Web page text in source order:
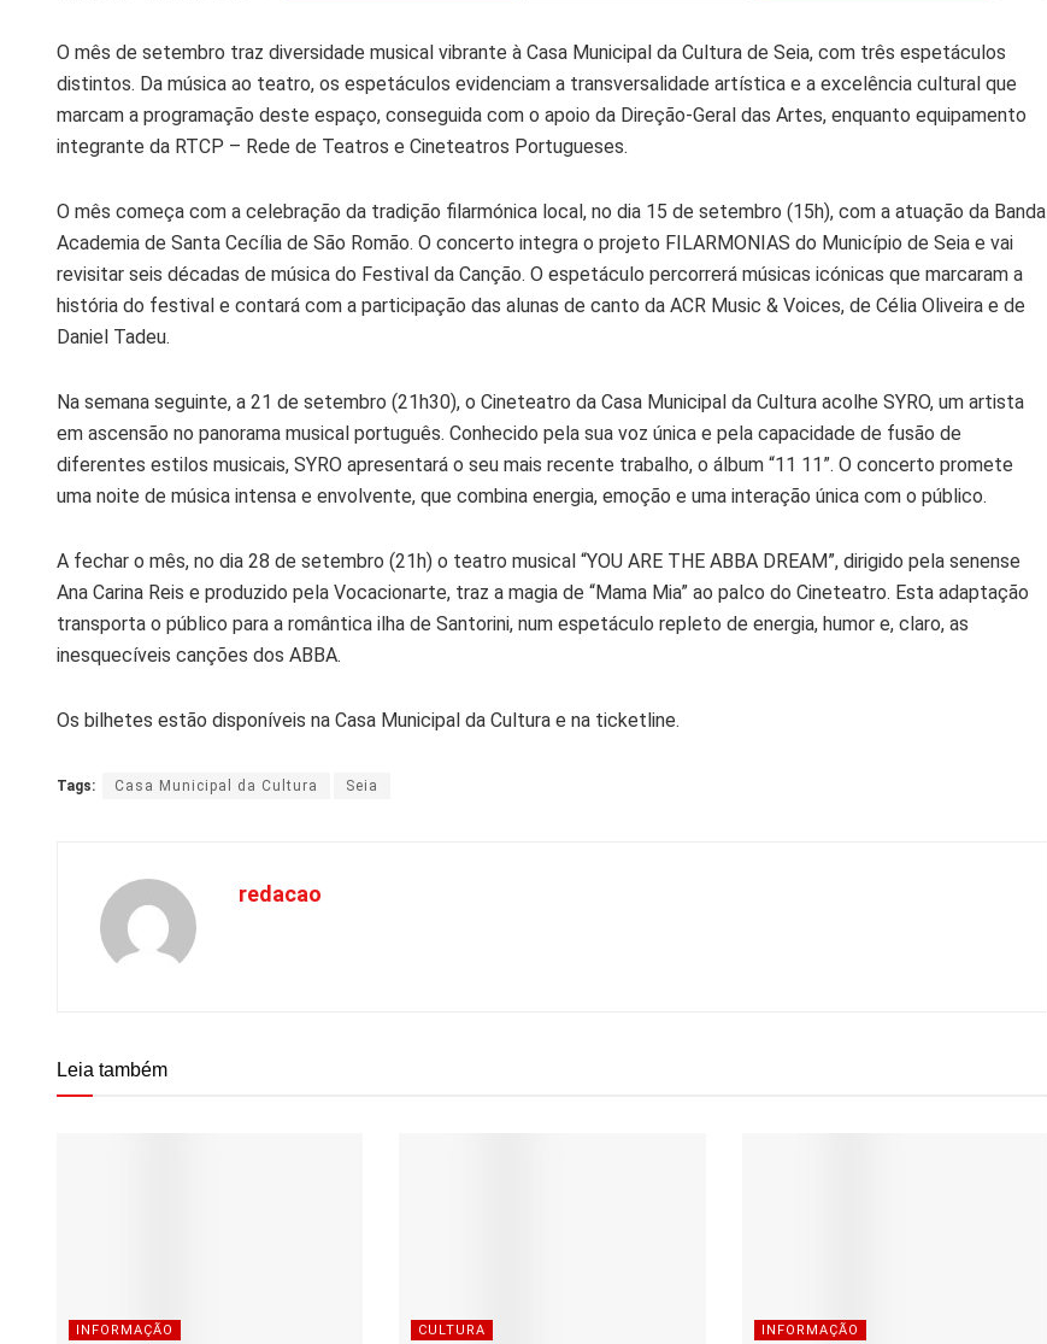
O mês de setembro traz diversidade musical vibrante à Casa Municipal da Cultura de Seia, com três espetáculos
distintos. Da música ao teatro, os espetáculos evidenciam a transversalidade artística e a excelência cultural que
marcam a programação deste espaço, conseguida com o apoio da Direção-Geral das Artes, enquanto equipamento
integrante da RTCP – Rede de Teatros e Cineteatros Portugueses.
O mês começa com a celebração da tradição filarmónica local, no dia 15 de setembro (15h), com a atuação da Banda
Academia de Santa Cecília de São Romão. O concerto integra o projeto FILARMONIAS do Município de Seia e vai
revisitar seis décadas de música do Festival da Canção. O espetáculo percorrerá músicas icónicas que marcaram a
história do festival e contará com a participação das alunas de canto da ACR Music & Voices, de Célia Oliveira e de
Daniel Tadeu.
Na semana seguinte, a 21 de setembro (21h30), o Cineteatro da Casa Municipal da Cultura acolhe SYRO, um artista
em ascensão no panorama musical português. Conhecido pela sua voz única e pela capacidade de fusão de
diferentes estilos musicais, SYRO apresentará o seu mais recente trabalho, o álbum “11 11”. O concerto promete
uma noite de música intensa e envolvente, que combina energia, emoção e uma interação única com o público.
A fechar o mês, no dia 28 de setembro (21h) o teatro musical “YOU ARE THE ABBA DREAM”, dirigido pela senense
Ana Carina Reis e produzido pela Vocacionarte, traz a magia de “Mama Mia” ao palco do Cineteatro. Esta adaptação
transporta o público para a romântica ilha de Santorini, num espetáculo repleto de energia, humor e, claro, as
inesquecíveis canções dos ABBA.
Os bilhetes estão disponíveis na Casa Municipal da Cultura e na ticketline.
Tags: Casa Municipal da Cultura Seia
redacao
Leia também
INFORMAÇÃO CULTURA INFORMAÇÃO